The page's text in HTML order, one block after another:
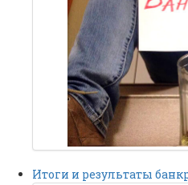
Итоги и результаты